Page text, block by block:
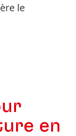
le
en